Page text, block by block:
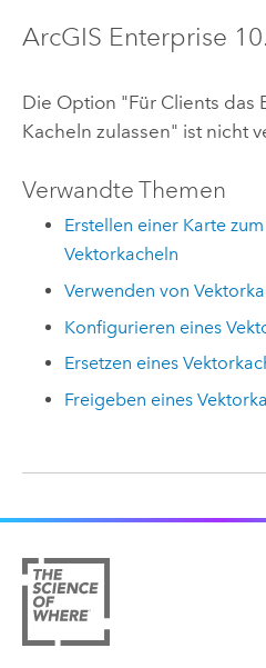
ArcGIS Enterprise
Die Option "Für Clients das
Kacheln zulassen" ist nicht
Verwandte Themen
Erstellen einer Karte
Vektorkacheln
Verwenden von
Konfigurieren eines
Ersetzen eines
Freigeben eines